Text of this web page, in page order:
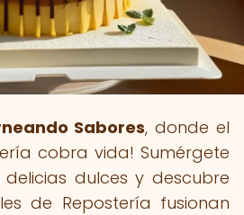
Sabores, donde el
cobra vida! Sumérgete
dulces y descubre
de Repostería fusionan